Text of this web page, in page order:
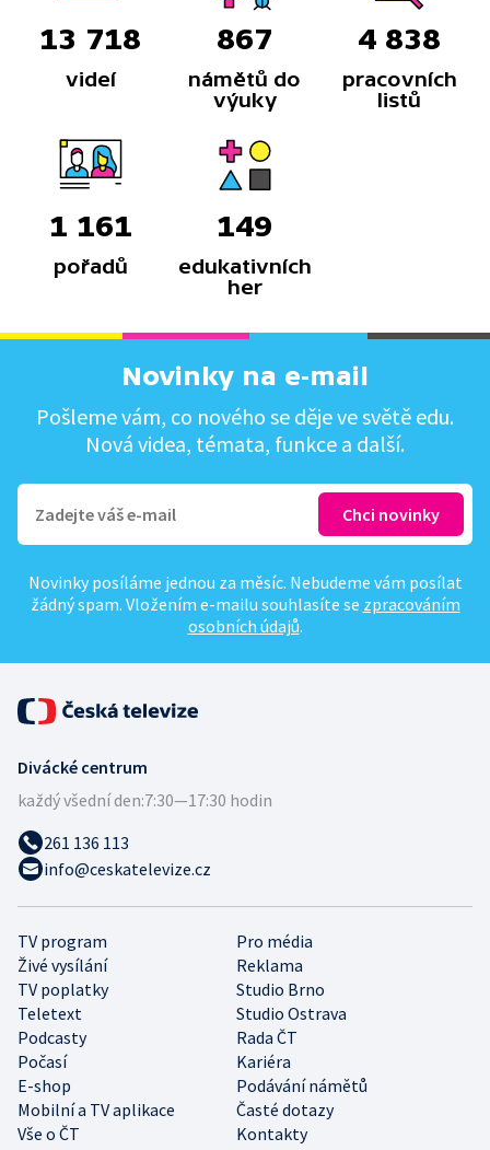
13 718
videí
867
námětů do
výuky
4 838
pracovních
listů
1 161
pořadů
149
edukativních
her
Novinky na e-mail
Pošleme vám, co nového se děje ve světě edu.
Nová videa, témata, funkce a další.
Novinky posíláme jednou za měsíc. Nebudeme vám posílat
žádný spam. Vložením e-mailu souhlasíte se zpracováním
osobních údajů.